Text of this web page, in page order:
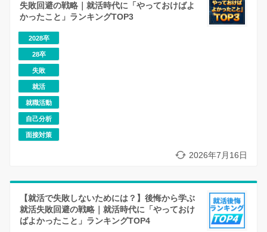
失敗回避の戦略｜就活時代に「やっておけばよ
かったこと」ランキングTOP3
2028卒
28卒
失敗
就活
就職活動
自己分析
面接対策
2026年7月16日
【就活で失敗しないためには？】後悔から学ぶ
就活失敗回避の戦略｜就活時代に「やっておけ
ばよかったこと」ランキングTOP4